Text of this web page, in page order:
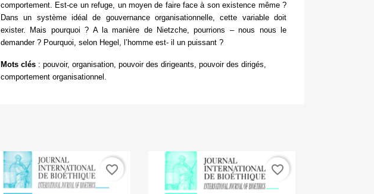
comportement. Est-ce un refuge, un moyen de faire face à son existence même ?
Dans un système idéal de gouvernance organisationnelle, cette variable doit
exister. Mais pourquoi ? A la manière de Nietzche, pourrions – nous nous le
demander ? Pourquoi, selon Hegel, l’homme est- il un puissant ?
Mots clés : pouvoir, organisation, pouvoir des dirigeants, pouvoir des dirigés,
comportement organisationnel.
favorite_border favorite_border